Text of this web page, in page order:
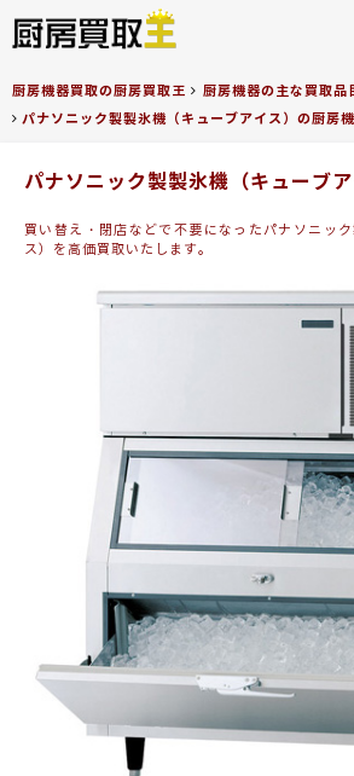
厨房機器買取の厨房買取王 厨房機器の主な買取品
パナソニック製製氷機（キューブアイス）の厨房
パナソニック製製氷機（キューブ
買い替え・閉店などで不要になったパナソニッ
ス）を高価買取いたします。